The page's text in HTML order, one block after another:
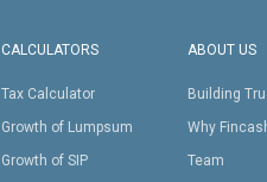
CALCULATORS
Tax Calculator
Growth of Lumpsum
Growth of SIP
ABOUT US
Building
Why
Team